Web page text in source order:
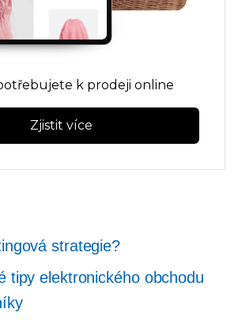
k prodeji online
Zjistit více
strategie?
tipy elektronického obchodu